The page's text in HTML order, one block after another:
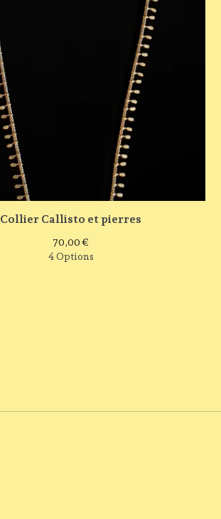
Collier Callisto et pierres
70,00€
4 Options